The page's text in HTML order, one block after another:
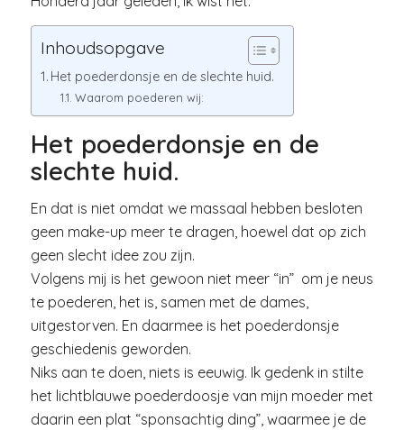
Inhoudsopgave
Het poederdonsje en de slechte huid.
Waarom poederen wij:
Het poederdonsje en de
slechte huid.
En dat is niet omdat we massaal hebben besloten
geen make-up meer te dragen, hoewel dat op zich
geen slecht idee zou zijn.
Volgens mij is het gewoon niet meer “in” om je neus
te poederen, het is, samen met de dames,
uitgestorven. En daarmee is het poederdonsje
geschiedenis geworden.
Niks aan te doen, niets is eeuwig. Ik gedenk in stilte
het lichtblauwe poederdoosje van mijn moeder met
daarin een plat “sponsachtig ding”, waarmee je de